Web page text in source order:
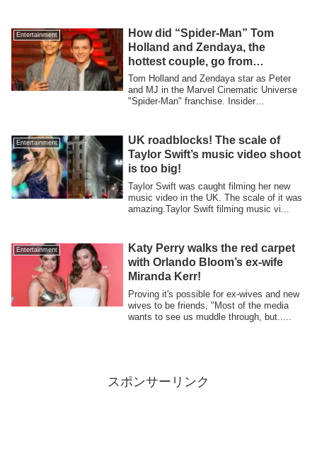
Entertainment
How did “Spider-Man” Tom
Holland and Zendaya, the
hottest couple, go from
friendship to romance?
Summary of their dating timeline
[Part 2].
Tom Holland and Zendaya star as Peter
and MJ in the Marvel Cinematic Universe
"Spider-Man" franchise. Insider
Entertainment
UK roadblocks! The scale of
Taylor Swift’s music video shoot
is too big!
Taylor Swift was caught filming her new
music video in the UK. The scale of it was
amazing.Taylor Swift filming music vi...
Entertainment
Katy Perry walks the red carpet
with Orlando Bloom’s ex-wife
Miranda Kerr!
Proving it's possible for ex-wives and new
wives to be friends, "Most of the media
wants to see us muddle through, but.....
スポンサーリンク